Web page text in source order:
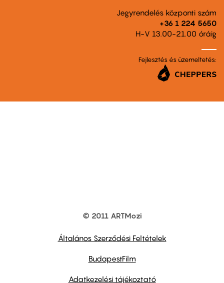
Jegyrendelés központi szám
+36 1 224 5650
H-V 13.00-21.00 óráig
Fejlesztés és üzemeltetés:
© 2011 ARTMozi
Általános Szerződési Feltételek
BudapestFilm
Adatkezelési tájékoztató